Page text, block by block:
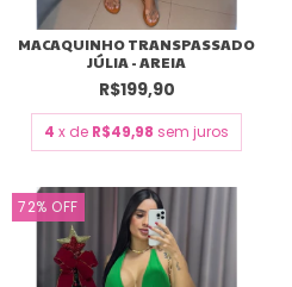
MACAQUINHO TRANSPASSADO
JÚLIA - AREIA
R$199,90
4 x de R$49,98 sem juros
72% OFF